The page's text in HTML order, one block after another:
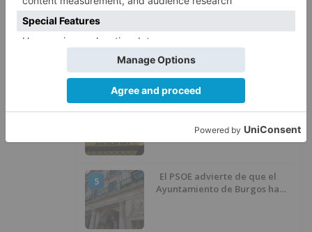
3
Seis proyectos de Burgos
para impulsar plantas solares
Herido un hombre de 35 años
que iba en silla de ruedas tras
ser atropellado en Burgos
5
El PSOE advierte de que el
Ayuntamiento de Burgos ha